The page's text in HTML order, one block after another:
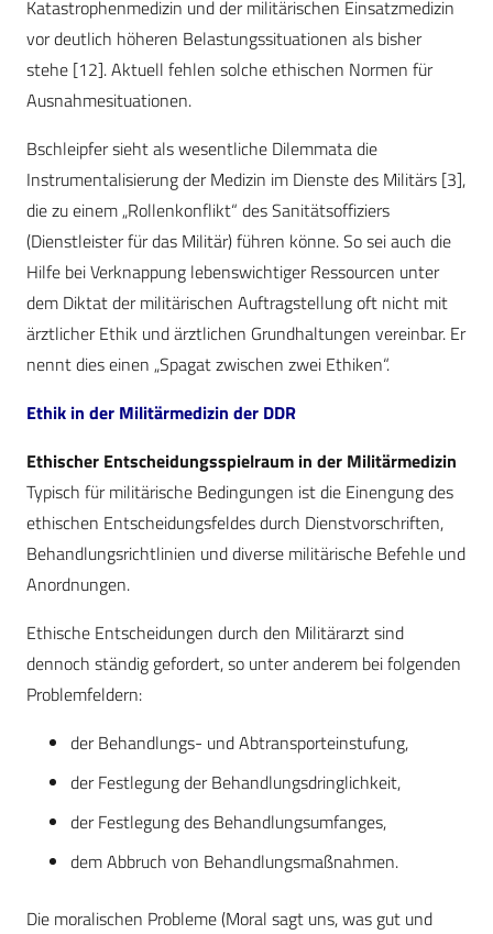
Katastrophenmedizin und der militärischen Einsatzmedizin
vor deutlich höheren Belastungssituationen als bisher
stehe [12]. Aktuell fehlen solche ethischen Normen für
Ausnahmesituationen.
Bschleipfer sieht als wesentliche Dilemmata die
Instrumentalisierung der Medizin im Dienste des Militärs [3],
die zu einem „Rollenkonflikt“ des Sanitätsoffiziers
(Dienstleister für das Militär) führen könne. So sei auch die
Hilfe bei Verknappung lebenswichtiger Ressourcen unter
dem Diktat der militärischen Auftragstellung oft nicht mit
ärztlicher Ethik und ärztlichen Grundhaltungen vereinbar. Er
nennt dies einen „Spagat zwischen zwei Ethiken“.
Ethik in der Militärmedizin der DDR
Ethischer Entscheidungsspielraum in der Militärmedizin
Typisch für militärische Bedingungen ist die Einengung des
ethischen Entscheidungsfeldes durch Dienstvorschriften,
Behandlungsrichtlinien und diverse militärische Befehle und
Anordnungen.
Ethische Entscheidungen durch den Militärarzt sind
dennoch ständig gefordert, so unter anderem bei folgenden
Problemfeldern:
der Behandlungs- und Abtransporteinstufung,
der Festlegung der Behandlungsdringlichkeit,
der Festlegung des Behandlungsumfanges,
dem Abbruch von Behandlungsmaßnahmen.
Die moralischen Probleme (Moral sagt uns, was gut und